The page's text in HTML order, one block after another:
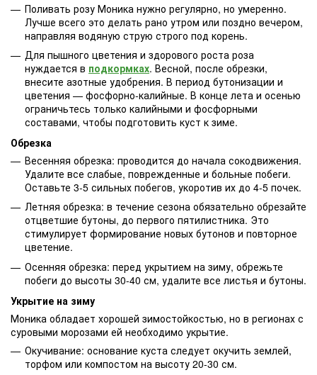
Поливать розу Моника нужно регулярно, но умеренно.
Лучше всего это делать рано утром или поздно вечером,
направляя водяную струю строго под корень.
Для пышного цветения и здорового роста роза
нуждается в подкормках. Весной, после обрезки,
внесите азотные удобрения. В период бутонизации и
цветения — фосфорно-калийные. В конце лета и осенью
ограничьтесь только калийными и фосфорными
составами, чтобы подготовить куст к зиме.
Обрезка
Весенняя обрезка: проводится до начала сокодвижения.
Удалите все слабые, поврежденные и больные побеги.
Оставьте 3-5 сильных побегов, укоротив их до 4-5 почек.
Летняя обрезка: в течение сезона обязательно обрезайте
отцветшие бутоны, до первого пятилистника. Это
стимулирует формирование новых бутонов и повторное
цветение.
Осенняя обрезка: перед укрытием на зиму, обрежьте
побеги до высоты 30-40 см, удалите все листья и бутоны.
Укрытие на зиму
Моника обладает хорошей зимостойкостью, но в регионах с
суровыми морозами ей необходимо укрытие.
Окучивание: основание куста следует окучить землей,
торфом или компостом на высоту 20-30 см.